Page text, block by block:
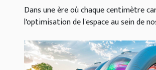
intégrés
Dans une ère où chaque centimètre
l'optimisation de l'espace au sein de